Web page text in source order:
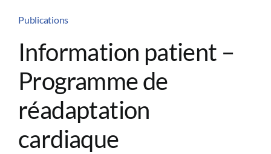
PUBLICATIONS
CONGRÈS
Publications
Information patient –
Programme de
réadaptation
cardiaque